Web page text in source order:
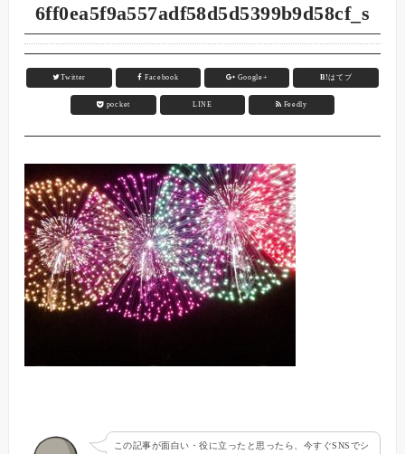
6ff0ea5f9a557adf58d5d5399b9d58cf_s
Twitter Facebook Google+ B!はてブ
pocket LINE Feedly
この記事が面白い・役に立ったと思ったら、今すぐSNSでシ